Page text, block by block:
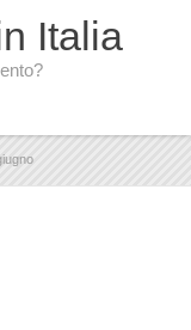
Italia